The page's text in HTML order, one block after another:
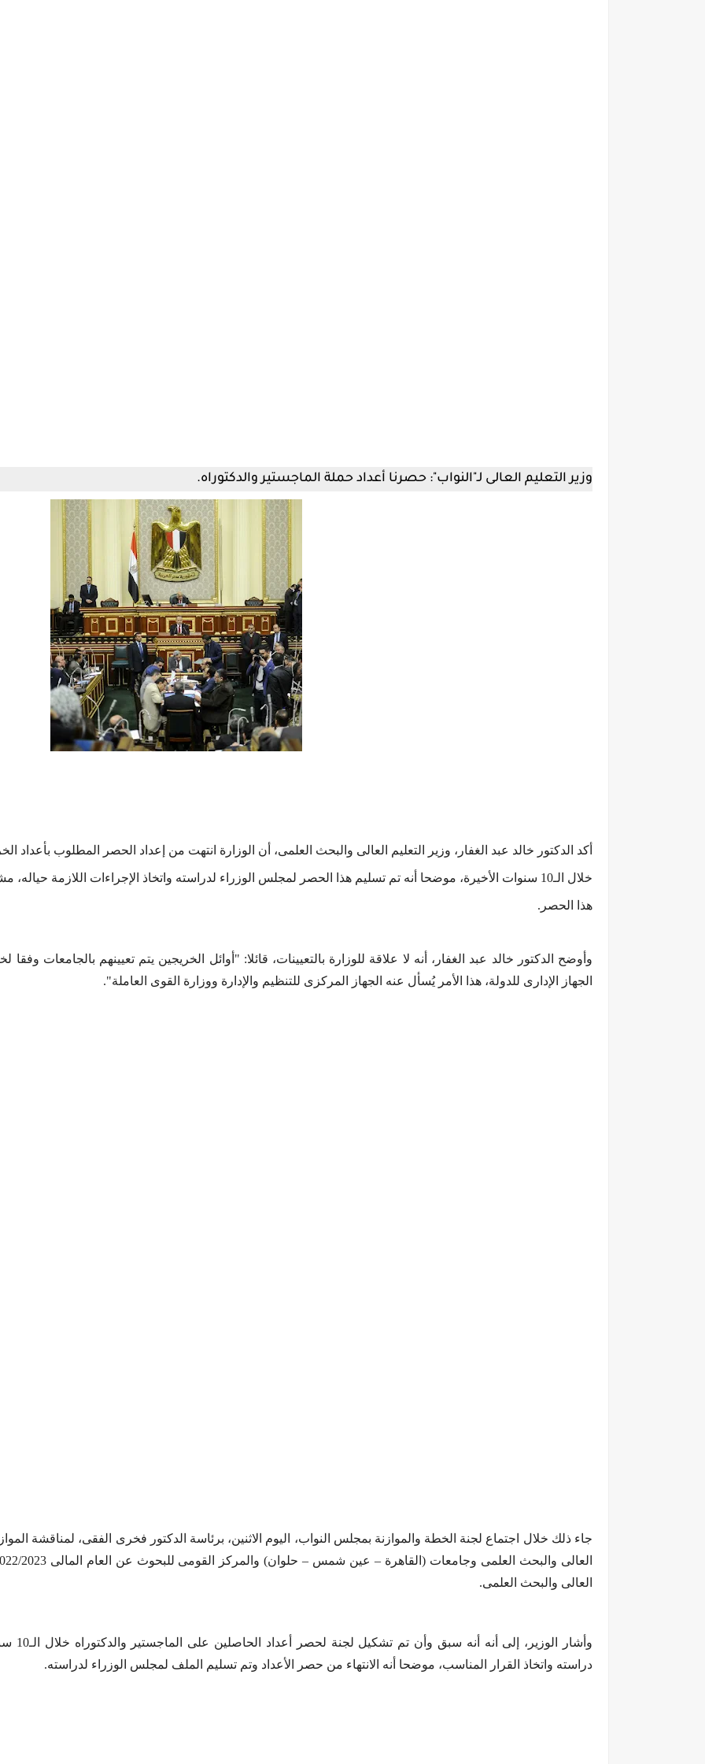
وزير التعليم العالى لـ"النواب": حصرنا أعداد حملة الماجستير والدكتوراه.
أكد الدكتور خالد عبد الغفار، وزير التعليم العالى والبحث العلمى، أن الوزارة انتهت من إعداد الحصر المطلوب بأعداد
خلال الـ10 سنوات الأخيرة، موضحا أنه تم تسليم هذا الحصر لمجلس الوزراء لدراسته واتخاذ الإجراءات اللازمة
هذا الحصر.
وأوضح الدكتور خالد عبد الغفار، أنه لا علاقة للوزارة بالتعيينات، قائلا: "أوائل الخريجين يتم تعيينهم
الجهاز الإدارى للدولة، هذا الأمر يُسأل عنه الجهاز المركزى للتنظيم والإدارة ووزارة القوى العاملة".
جاء ذلك خلال اجتماع لجنة الخطة والموازنة بمجلس النواب، اليوم الاثنين، برئاسة الدكتور فخرى الفقى، لمناقشة
العالى والبحث العلمى.
دراسته واتخاذ القرار المناسب، موضحا أنه الانتهاء من حصر الأعداد وتم تسليم الملف لمجلس الوزراء لدراسته.